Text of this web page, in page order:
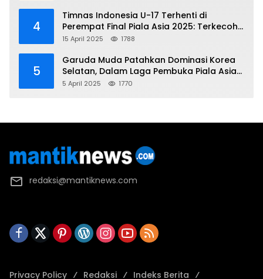
4
Timnas Indonesia U-17 Terhenti di
Perempat Final Piala Asia 2025: Terkecoh
Korea Utara
15 April 2025 1788
5
Garuda Muda Patahkan Dominasi Korea
Selatan, Dalam Laga Pembuka Piala Asia
2025 U-17
5 April 2025 1770
redaksi@mantiknews.com
Privacy Policy Redaksi Indeks Berita